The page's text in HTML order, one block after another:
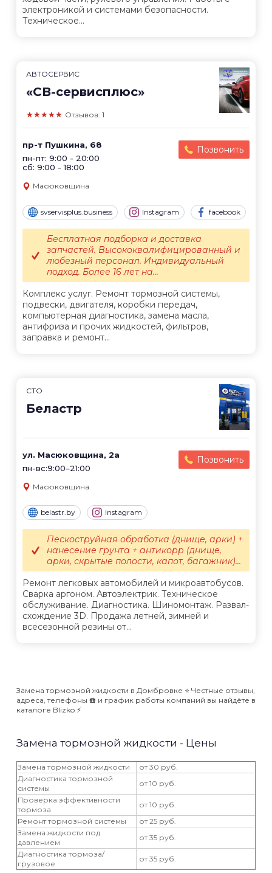
электроникой и системами безопасности.
Техническое...
АВТОСЕРВИС
«СВ-сервисплюс»
★★★★★ Отзывов: 1
пр-т Пушкина, 68
пн-пт: 9:00 - 20:00
сб: 9:00 - 18:00
Позвонить
Масюковщина
svservisplus.business Instagram facebook
Комплекс услуг. Ремонт тормозной системы,
подвески, двигателя, коробки передач,
компьютерная диагностика, замена масла,
антифриза и прочих жидкостей, фильтров,
заправка и ремонт...
Бесплатная подборка и доставка
запчастей. Высококвалифицированный и
любезный персонал. Индивидуальный
подход. Более 16 лет на...
СТО
Беластр
ул. Масюковщина, 2а
пн-вс:9:00–21:00
Позвонить
Масюковщина
belastr.by Instagram
Ремонт легковых автомобилей и микроавтобусов.
Сварка аргоном. Автоэлектрик. Техническое
обслуживание. Диагностика. Шиномонтаж. Развал-
схождение 3D. Продажа летней, зимней и
всесезонной резины от...
Пескоструйная обработка (днище, арки) +
нанесение грунта + антикорр (днище,
арки, скрытые полости, капот, багажник)...
Замена тормозной жидкости в Домбровке ⭐️ Честные отзывы,
адреса, телефоны ☎️ и график работы компаний вы найдёте в
каталоге Blizko ⚡️
Замена тормозной жидкости - Цены
Замена тормозной жидкости
от 30 руб.
Диагностика тормозной
системы
от 10 руб.
Проверка эффективности
тормоза
от 10 руб.
Ремонт тормозной системы
от 25 руб.
Замена жидкости под
давлением
от 35 руб.
Диагностика тормоза/
грузовое
от 35 руб.